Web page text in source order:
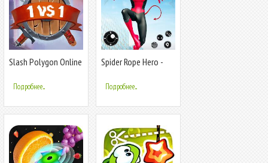
Slash Polygon Online
Подробнее...
Spider Rope Hero -
Подробнее...